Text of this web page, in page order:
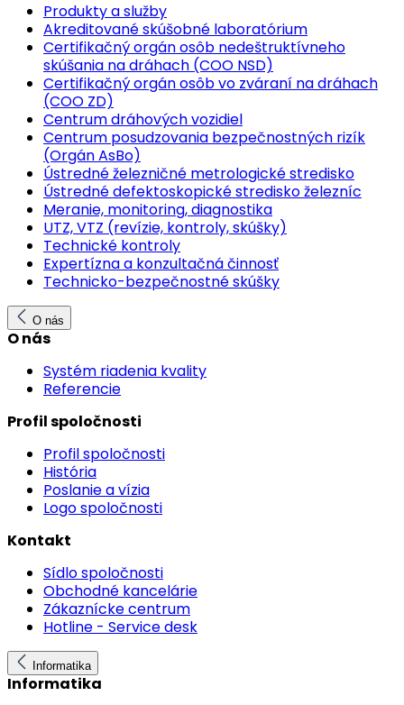
Produkty a služby
Akreditované skúšobné laboratórium
Certifikačný orgán osôb nedeštruktívneho
skúšania na dráhach (COO NSD)
Certifikačný orgán osôb vo zváraní na dráhach
(COO ZD)
Centrum dráhových vozidiel
Centrum posudzovania bezpečnostných rizík
(Orgán AsBo)
Ústredné železničné metrologické stredisko
Ústredné defektoskopické stredisko železníc
Meranie, monitoring, diagnostika
UTZ, VTZ (revízie, kontroly, skúšky)
Technické kontroly
Expertízna a konzultačná činnosť
Technicko-bezpečnostné skúšky
O nás
O nás
Systém riadenia kvality
Referencie
Profil spoločnosti
Profil spoločnosti
História
Poslanie a vízia
Logo spoločnosti
Kontakt
Sídlo spoločnosti
Obchodné kancelárie
Zákaznícke centrum
Hotline - Service desk
Informatika
Informatika